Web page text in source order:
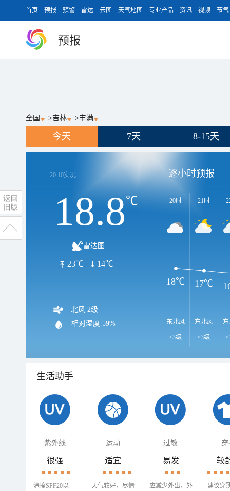
首页 预报 预警 雷达 云图 天气地图 专业产品 资讯 视频 节气
预报
全国 >吉林 >丰满
今天 7天 8-15天
20:10实况
18.8℃
雷达图
23℃ 14℃
北风 2级
相对湿度 59%
逐小时预报
20时
东北风
<3级
21时
东北风
<3级
18℃ 17℃
生活助手
紫外线 运动 过敏 穿
很强
涂擦SPF20以
适宜
天气较好，尽情
易发
应减少外出，外
较
建议穿